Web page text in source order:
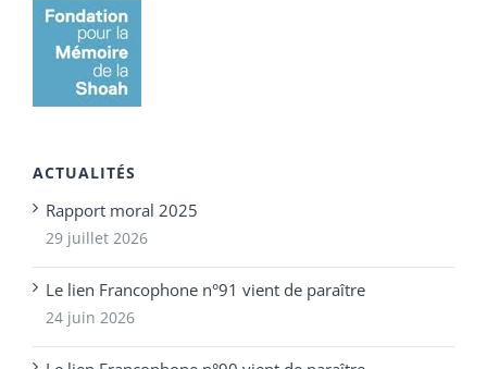
ACTUALITÉS
Rapport moral 2025
29 juillet 2026
Le lien Francophone n°91 vient de paraître
24 juin 2026